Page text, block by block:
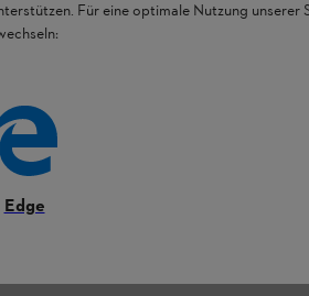
Für eine optimale Nutzung unserer
Edge